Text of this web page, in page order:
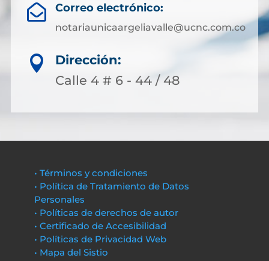
 Correo electrónico:
notariaunicaargeliavalle@ucnc.com.co

Dirección:
Calle 4 # 6 - 44 / 48
• Términos y condiciones
• Política de Tratamiento de Datos
Personales
• Políticas de derechos de autor
• Certificado de Accesibilidad
• Políticas de Privacidad Web
• Mapa del Sistio